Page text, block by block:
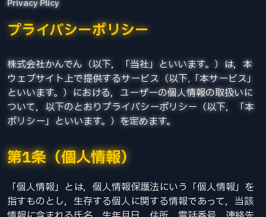
Privacy Plicy
プライバシーポリシー
株式会社かんでん（以下，「当社」といいます。）は，本
ウェブサイト上で提供するサービス（以下,「本サービス」
といいます。）における，ユーザーの個人情報の取扱いに
ついて，以下のとおりプライバシーポリシー（以下，「本
ポリシー」といいます。）を定めます。
第1条（個人情報）
「個人情報」とは，個人情報保護法にいう「個人情報」を
指すものとし，生存する個人に関する情報であって，当該